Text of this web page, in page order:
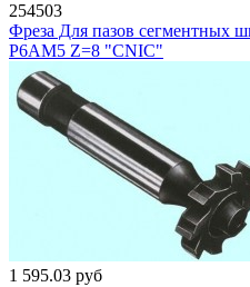
254503
Фреза Для пазов сегментных
Р6АМ5 Z=8 "CNIC"
1 595.03 руб